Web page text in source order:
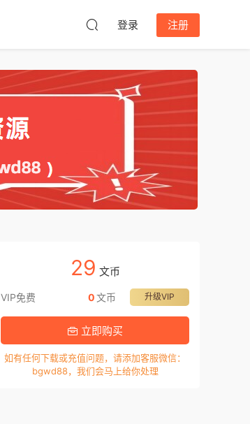
登录 注册
29 文币
VIP免费 升级VIP
0文币
立即购买
如有任何下载或充值问题，请添加客服微信：
bgwd88，我们会马上给你处理